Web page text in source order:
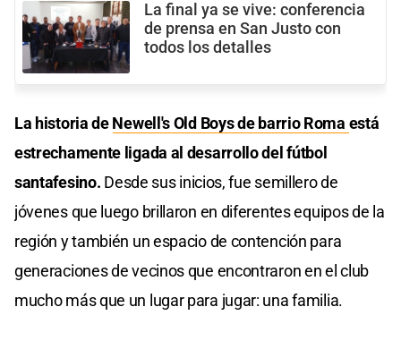
La final ya se vive: conferencia
de prensa en San Justo con
todos los detalles
La historia deNewell's Old Boys de barrio Roma está
estrechamente ligada al desarrollo del fútbol
santafesino. Desde sus inicios, fue semillero de
jóvenes que luego brillaron en diferentes equipos de la
región y también un espacio de contención para
generaciones de vecinos que encontraron en el club
mucho más que un lugar para jugar: una familia.